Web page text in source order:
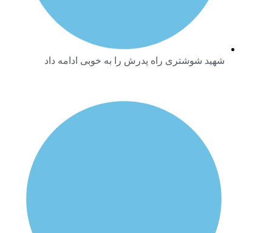
شهید شوشتری راه پدرش را به خوبی ادامه داد